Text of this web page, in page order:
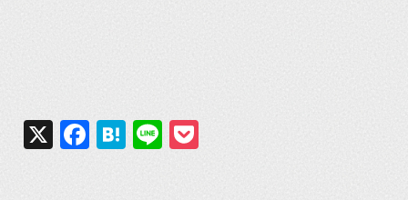
X Facebook
Hatena
Line